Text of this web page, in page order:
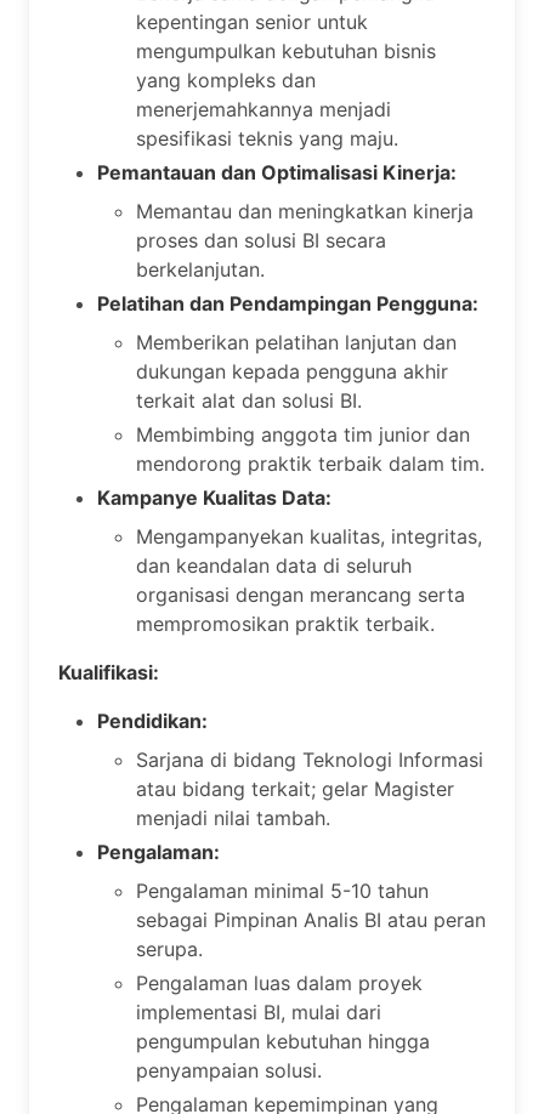
kepentingan senior untuk
mengumpulkan kebutuhan bisnis
yang kompleks dan
menerjemahkannya menjadi
spesifikasi teknis yang maju.
Pemantauan dan Optimalisasi Kinerja:
Memantau dan meningkatkan kinerja
proses dan solusi BI secara
berkelanjutan.
Pelatihan dan Pendampingan Pengguna:
Memberikan pelatihan lanjutan dan
dukungan kepada pengguna akhir
terkait alat dan solusi BI.
Membimbing anggota tim junior dan
mendorong praktik terbaik dalam tim.
Kampanye Kualitas Data:
Mengampanyekan kualitas, integritas,
dan keandalan data di seluruh
organisasi dengan merancang serta
mempromosikan praktik terbaik.
Kualifikasi:
Pendidikan:
Sarjana di bidang Teknologi Informasi
atau bidang terkait; gelar Magister
menjadi nilai tambah.
Pengalaman:
Pengalaman minimal 5-10 tahun
sebagai Pimpinan Analis BI atau peran
serupa.
Pengalaman luas dalam proyek
implementasi BI, mulai dari
pengumpulan kebutuhan hingga
penyampaian solusi.
Pengalaman kepemimpinan yang